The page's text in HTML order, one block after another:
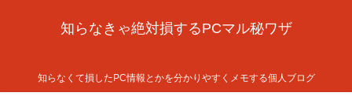
知らなきゃ絶対損するPCマル秘ワザ
知らなくて損したPC情報とかを分かりやすくメモする個人ブログ